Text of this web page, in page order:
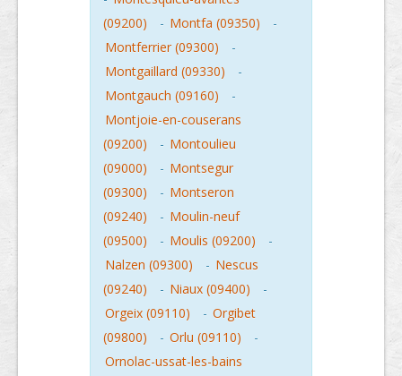
(09200)
- Montfa (09350)
-
Montferrier (09300)
-
Montgaillard (09330)
-
Montgauch (09160)
-
Montjoie-en-couserans
(09200)
- Montoulieu
(09000)
- Montsegur
(09300)
- Montseron
(09240)
- Moulin-neuf
(09500)
- Moulis (09200)
-
Nalzen (09300)
- Nescus
(09240)
- Niaux (09400)
-
Orgeix (09110)
- Orgibet
(09800)
- Orlu (09110)
-
Ornolac-ussat-les-bains